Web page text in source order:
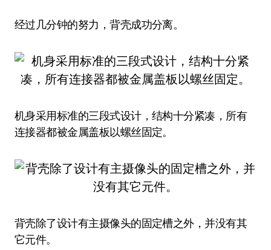
经过几分钟的努力，背壳成功分离。
机身采用标准的三段式设计，结构十分紧凑，所有
连接器都被金属盖板以螺丝固定。
背壳除了设计有主摄像头的固定槽之外，并没有其
它元件。